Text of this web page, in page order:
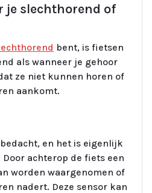
je slechthorend of
bent, is fietsen
als wanneer je gehoor
ze niet kunnen horen of
aankomt.
en het is eigenlijk
achterop de fiets een
worden waargenomen of
nadert. Deze sensor kan